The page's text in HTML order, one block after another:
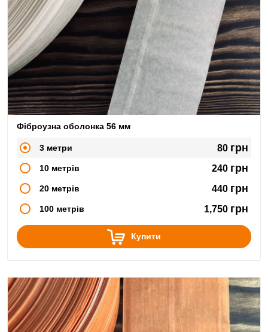
Фіброузна оболонка 56 мм
3 метри 80 грн
10 метрів 240 грн
20 метрів 440 грн
100 метрів 1,750 грн
Купити